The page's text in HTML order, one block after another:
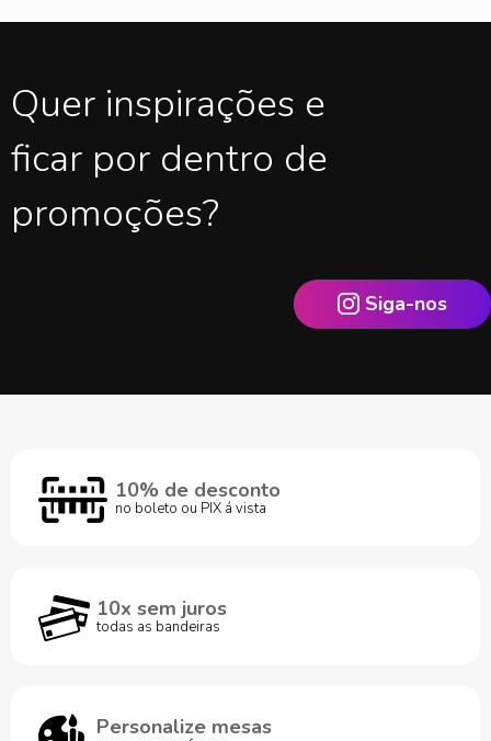
Quer inspirações e
ficar por dentro de
promoções?
Siga-nos
10% de desconto
no boleto ou PIX á vista
10x sem juros
todas as bandeiras
Personalize mesas